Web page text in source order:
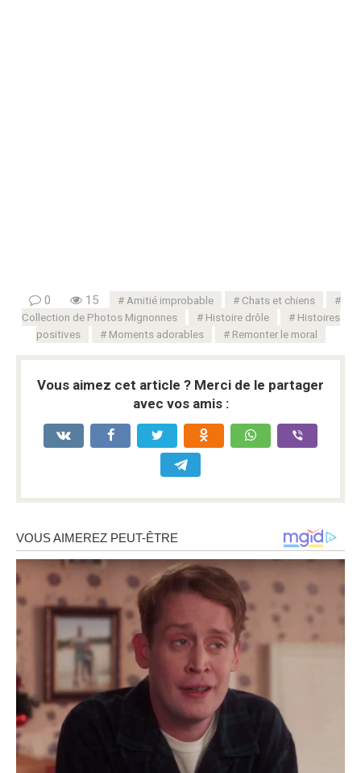
0 15 Amitié improbable
Chats et chiens
Collection de Photos Mignonnes
Histoire drôle
Histoires
positives
Moments adorables Remonter le moral
Vous aimez cet article ? Merci de le partager
avec vos amis :